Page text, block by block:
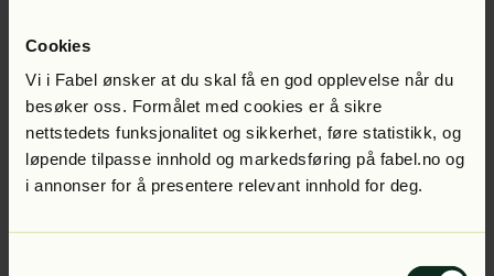
Cookies
Vi i Fabel ønsker at du skal få en god opplevelse når du
besøker oss. Formålet med cookies er å sikre
nettstedets funksjonalitet og sikkerhet, føre statistikk, og
løpende tilpasse innhold og markedsføring på fabel.no og
i annonser for å presentere relevant innhold for deg.